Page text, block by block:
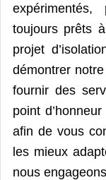
toujours prêts
projet
démontrer
fournir des
point
afin de vous
les mieux
nous